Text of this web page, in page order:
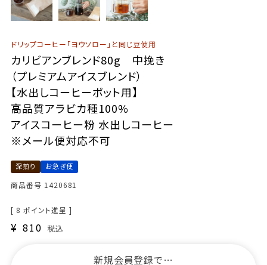
ドリップコーヒー「ヨウソロー」と同じ豆使用
カリビアンブレンド80g 中挽き
（プレミアムアイスブレンド）
【水出しコーヒーポット用】
高品質アラビカ種100%
アイスコーヒー粉 水出しコーヒー
※メール便対応不可
深煎り お急ぎ便
商品番号 1420681
[ 8 ポイント進呈 ]
¥ 810 税込
新規会員登録で…